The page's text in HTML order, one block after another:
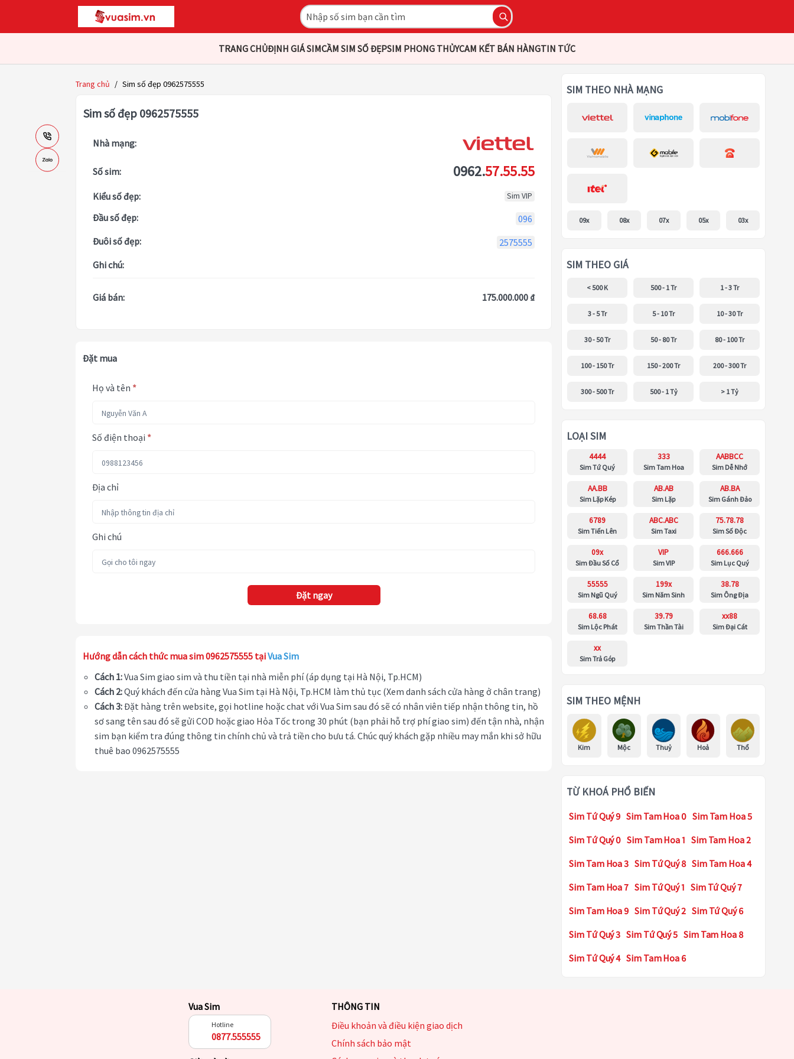
TRANG CHỦĐỊNH GIÁ SIMCẦM SIM SỐ ĐẸPSIM PHONG THỦYCAM KẾT BÁN HÀNGTIN TỨC
Trang chủ / Sim số đẹp 0962575555
Sim số đẹp 0962575555
Nhà mạng:
Số sim: 0962.57.55.55
Kiểu số đẹp: Sim VIP
Đầu số đẹp:
096
Đuôi số đẹp:
2575555
Ghi chú:
Giá bán: 175.000.000 ₫
Đặt mua
Họ và tên *
Số điện thoại *
Địa chỉ
Ghi chú
Đặt ngay
Hướng dẫn cách thức mua sim 0962575555 tạiVua Sim
Cách 1:Vua Sim giao sim và thu tiền tại nhà miễn phí (áp dụng tại Hà Nội, Tp.HCM)
Cách 2:Quý khách đến cửa hàng Vua Sim tại Hà Nội, Tp.HCM làm thủ tục (Xem danh sách cửa hàng ở chân trang)
Cách 3:Đặt hàng trên website, gọi hotline hoặc chat với Vua Sim sau đó sẽ có nhân viên tiếp nhận thông tin, hồ
sơ sang tên sau đó sẽ gửi COD hoặc giao Hỏa Tốc trong 30 phút (bạn phải hỗ trợ phí giao sim) đến tận nhà, nhận
sim bạn kiểm tra đúng thông tin chính chủ và trả tiền cho bưu tá. Chúc quý khách gặp nhiều may mắn khi sở hữu
thuê bao 0962575555
SIM THEO NHÀ MẠNG
09x 08x 07x 05x 03x
SIM THEO GIÁ
< 500 K 500 - 1 Tr 1 - 3 Tr
3 - 5 Tr 5 - 10 Tr 10 - 30 Tr
30 - 50 Tr 50 - 80 Tr 80 - 100 Tr
100 - 150 Tr 150 - 200 Tr 200 - 300 Tr
300 - 500 Tr 500 - 1 Tỷ > 1 Tỷ
LOẠI SIM
4444
Sim Tứ Quý
333
Sim Tam Hoa
AABBCC
Sim Dễ Nhớ
AA.BB
Sim Lặp Kép
AB.AB
Sim Lặp
AB.BA
Sim Gánh Đảo
6789
Sim Tiến Lên
ABC.ABC
Sim Taxi
75.78.78
Sim Số Độc
09x
Sim Đầu Số Cổ
VIP
Sim VIP
666.666
Sim Lục Quý
55555
Sim Ngũ Quý
199x
Sim Năm Sinh
38.78
Sim Ông Địa
68.68
Sim Lộc Phát
39.79
Sim Thần Tài
xx88
Sim Đại Cát
xx
Sim Trả Góp
SIM THEO MỆNH
Kim Mộc Thuỷ Hoả Thổ
TỪ KHOÁ PHỔ BIẾN
Sim Tứ Quý 9 Sim Tam Hoa 0 Sim Tam Hoa 5
Sim Tứ Quý 0 Sim Tam Hoa 1 Sim Tam Hoa 2
Sim Tam Hoa 3 Sim Tứ Quý 8 Sim Tam Hoa 4
Sim Tam Hoa 7 Sim Tứ Quý 1 Sim Tứ Quý 7
Sim Tam Hoa 9 Sim Tứ Quý 2 Sim Tứ Quý 6
Sim Tứ Quý 3 Sim Tứ Quý 5 Sim Tam Hoa 8
Sim Tứ Quý 4 Sim Tam Hoa 6
Vua Sim
Hotline
0877.555555
THÔNG TIN
Điều khoản và điều kiện giao dịch
Chính sách bảo mật